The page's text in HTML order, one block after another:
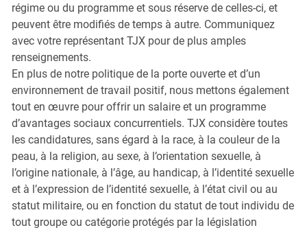
régime ou du programme et sous réserve de celles-ci, et
peuvent être modifiés de temps à autre. Communiquez
avec votre représentant TJX pour de plus amples
renseignements.
En plus de notre politique de la porte ouverte et d’un
environnement de travail positif, nous mettons également
tout en œuvre pour offrir un salaire et un programme
d’avantages sociaux concurrentiels. TJX considère toutes
les candidatures, sans égard à la race, à la couleur de la
peau, à la religion, au sexe, à l’orientation sexuelle, à
l’origine nationale, à l’âge, au handicap, à l’identité sexuelle
et à l’expression de l’identité sexuelle, à l’état civil ou au
statut militaire, ou en fonction du statut de tout individu de
tout groupe ou catégorie protégés par la législation